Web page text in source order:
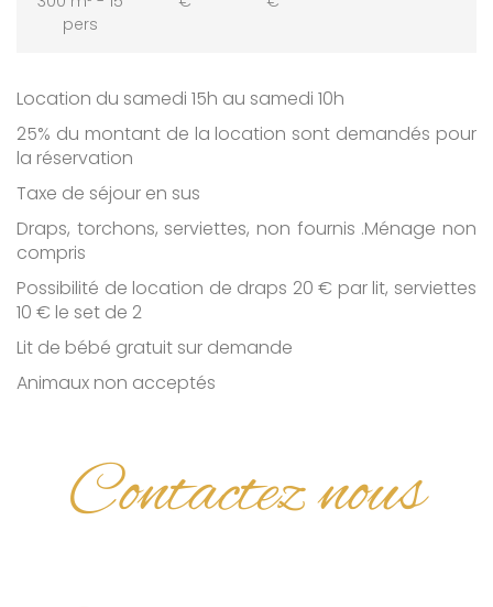
pers
Location du samedi 15h au samedi 10h
25% du montant de la location sont demandés pour
la réservation
Taxe de séjour en sus
Draps, torchons, serviettes, non fournis .Ménage non
compris
Possibilité de location de draps 20 € par lit, serviettes
10 € le set de 2
Lit de bébé gratuit sur demande
Animaux non acceptés
Contactez nous